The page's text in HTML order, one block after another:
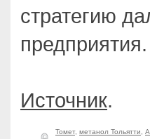
стратегию
предприятия.
Источник.
Томет, метанол Тольятти